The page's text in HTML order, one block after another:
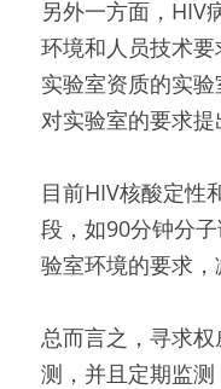
另外一方面，HIV
环境和人员技术
实验室资质的实
对实验室的要求提
目前HIV核酸定性
段，如90分钟分
验室环境的要求，
总而言之，寻求
测，并且定期监